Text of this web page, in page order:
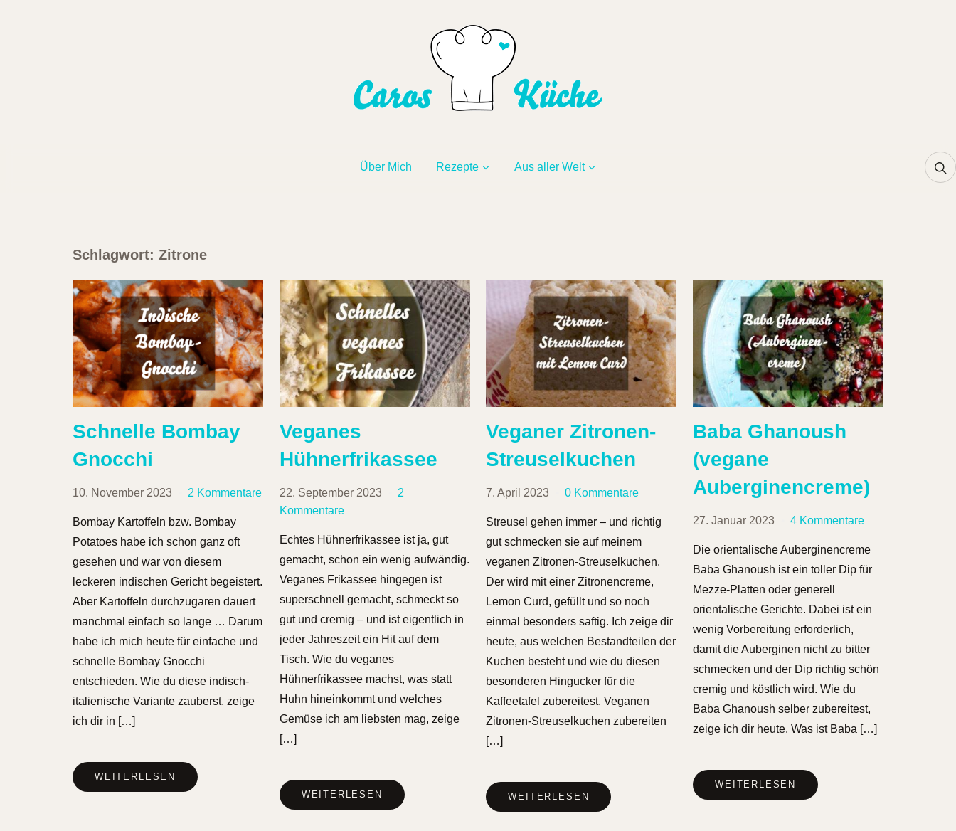
Über Mich Rezepte Aus aller Welt
Schlagwort: Zitrone
Schnelle Bombay
Gnocchi
10. November 2023 2 Kommentare
Bombay Kartoffeln bzw. Bombay
Potatoes habe ich schon ganz oft
gesehen und war von diesem
leckeren indischen Gericht begeistert.
Aber Kartoffeln durchzugaren dauert
manchmal einfach so lange … Darum
habe ich mich heute für einfache und
schnelle Bombay Gnocchi
entschieden. Wie du diese indisch-
italienische Variante zauberst, zeige
ich dir in […]
WEITERLESEN
Veganes
Hühnerfrikassee
22. September 2023
2
Kommentare
Echtes Hühnerfrikassee ist ja, gut
gemacht, schon ein wenig aufwändig.
Veganes Frikassee hingegen ist
superschnell gemacht, schmeckt so
gut und cremig – und ist eigentlich in
jeder Jahreszeit ein Hit auf dem
Tisch. Wie du veganes
Hühnerfrikassee machst, was statt
Huhn hineinkommt und welches
Gemüse ich am liebsten mag, zeige
[…]
WEITERLESEN
Veganer Zitronen-
Streuselkuchen
7. April 2023 0 Kommentare
Streusel gehen immer – und richtig
gut schmecken sie auf meinem
veganen Zitronen-Streuselkuchen.
Der wird mit einer Zitronencreme,
Lemon Curd, gefüllt und so noch
einmal besonders saftig. Ich zeige dir
heute, aus welchen Bestandteilen der
Kuchen besteht und wie du diesen
besonderen Hingucker für die
Kaffeetafel zubereitest. Veganen
Zitronen-Streuselkuchen zubereiten
[…]
WEITERLESEN
Baba Ghanoush
(vegane
Auberginencreme)
27. Januar 2023 4 Kommentare
Die orientalische Auberginencreme
Baba Ghanoush ist ein toller Dip für
Mezze-Platten oder generell
orientalische Gerichte. Dabei ist ein
wenig Vorbereitung erforderlich,
damit die Auberginen nicht zu bitter
schmecken und der Dip richtig schön
cremig und köstlich wird. Wie du
Baba Ghanoush selber zubereitest,
zeige ich dir heute. Was ist Baba […]
WEITERLESEN